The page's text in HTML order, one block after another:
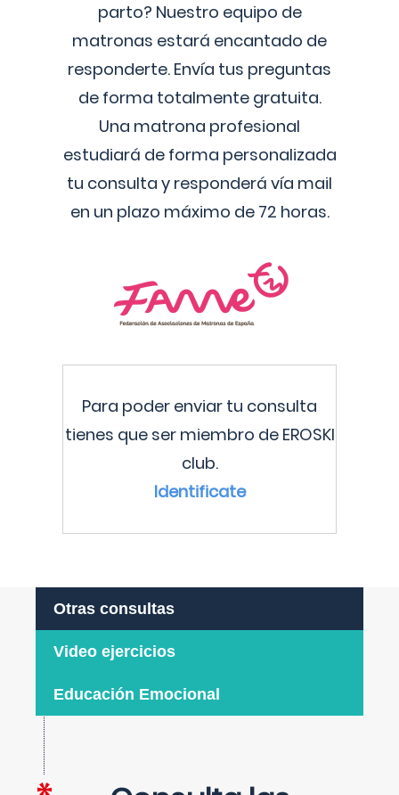
parto? Nuestro equipo de
matronas estará encantado de
responderte. Envía tus preguntas
de forma totalmente gratuita.
Una matrona profesional
estudiará de forma personalizada
tu consulta y responderá vía mail
en un plazo máximo de 72 horas.
Para poder enviar tu consulta
tienes que ser miembro de EROSKI
club.
Identificate
Otras consultas
Video ejercicios
Educación Emocional